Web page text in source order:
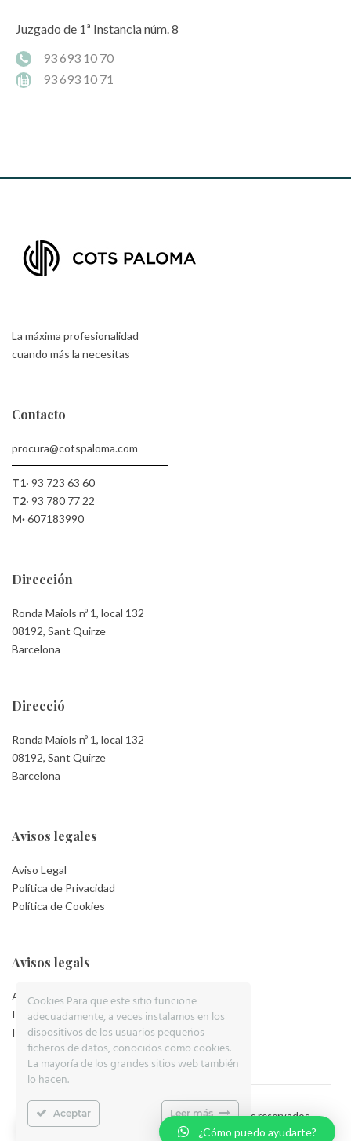
Juzgado de 1ª Instancia núm. 8
93 693 10 70
93 693 10 71
La máxima profesionalidad
cuando más la necesitas
Contacto
procura@cotspaloma.com
T1· 93 723 63 60
T2· 93 780 77 22
M·607183990
Dirección
Ronda Maiols nº 1, local 132
08192, Sant Quirze
Barcelona
Direcció
Ronda Maiols nº 1, local 132
08192, Sant Quirze
Barcelona
Avisos legales
Aviso Legal
Política de Privacidad
Política de Cookies
Avisos legals
Aviso Legal
Política de Privacidad
Política de Cookies
© 2019, COTS PALOMA S.L.P. | Todos los derechos reservados
Cookies Para que este sitio funcione
adecuadamente, a veces instalamos en los
dispositivos de los usuarios pequeños
ficheros de datos, conocidos como cookies.
La mayoría de los grandes sitios web también
lo hacen.
Aceptar Leer más
¿Cómo puedo ayudarte?